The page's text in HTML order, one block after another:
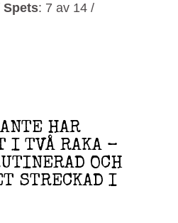
Spets: 7 av 14 /
HAR
I TVÅ RAKA –
OCH
STRECKAD I